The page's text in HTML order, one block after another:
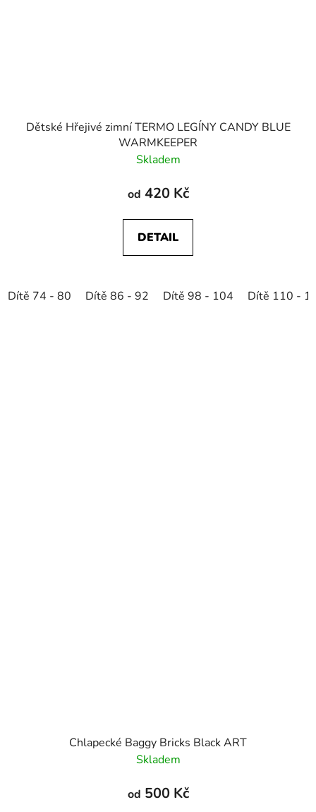
Dětské Hřejivé zimní TERMO LEGÍNY CANDY BLUE
WARMKEEPER
Skladem
od 420 Kč
DETAIL
Dítě 74 - 80 Dítě 86 - 92 Dítě 98 - 104 Dítě 110 -
Chlapecké Baggy Bricks Black ART
Skladem
od 500 Kč